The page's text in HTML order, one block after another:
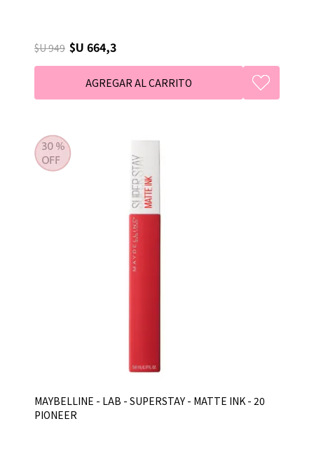
$U 949 $U 664,3
MAYBELLINE - LAB - SUPERSTAY - MATTE INK - 20
PIONEER